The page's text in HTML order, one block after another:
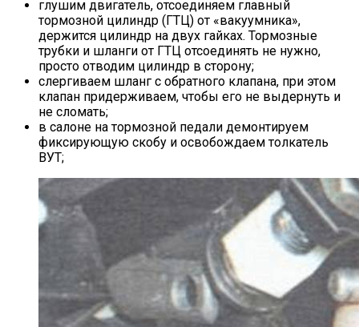
глушим двигатель, отсоединяем главный
тормозной цилиндр (ГТЦ) от «вакуумника»,
держится цилиндр на двух гайках. Тормозные
трубки и шланги от ГТЦ отсоединять не нужно,
просто отводим цилиндр в сторону;
слергиваем шланг с обратного клапана, при этом
клапан придерживаем, чтобы его не выдернуть и
не сломать;
в салоне на тормозной педали демонтируем
фиксирующую скобу и освобождаем толкатель
ВУТ;